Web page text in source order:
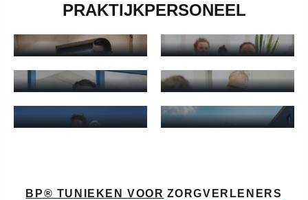
PRAKTIJKPERSONEEL
BROEKEN VOOR
Broeken voor praktijkpersoneel - Meer informatie
TUNIEKEN VOOR
Tunieken voor
DOKTERSJAS
Doktersjas - Meer informatie
POLOSHIRTS VOOR
Poloshirts voor
SHIRTS VOOR
PRAKTIJKPERSONEEL
Shirts voor praktijkpersoneel - Meer informatie
JACKS VOOR
Jacks voor praktijkpersoneel
BP® TUNIEKEN VOOR ZORGVERLENERS